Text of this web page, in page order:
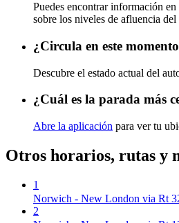
Puedes encontrar información
sobre los niveles de afluencia
¿Circula en este
Descubre el estado actual del
¿Cuál es la parada más
Abre la aplicación para ver tu
Otros horarios, rutas y
1
Norwich - New London via Rt
2